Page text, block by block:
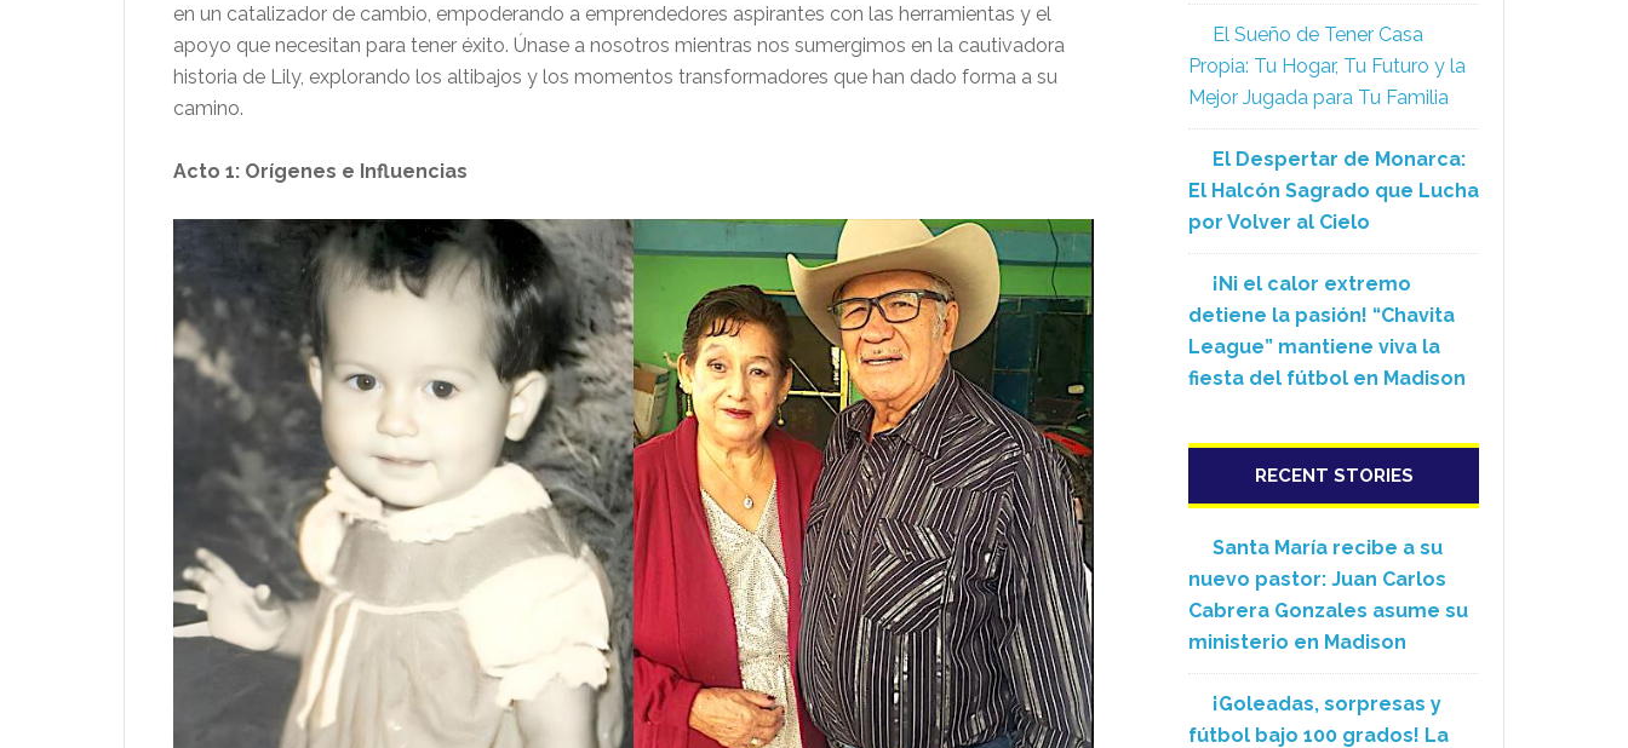
en un catalizador de cambio, empoderando a emprendedores aspirantes con las herramientas y el
apoyo que necesitan para tener éxito. Únase a nosotros mientras nos sumergimos en la cautivadora
historia de Lily, explorando los altibajos y los momentos transformadores que han dado forma a su
camino.
Acto 1: Orígenes e Influencias
El Sueño de Tener Casa
Propia: Tu Hogar, Tu Futuro y la
Mejor Jugada para Tu Familia
El Despertar de Monarca:
El Halcón Sagrado que Lucha
por Volver al Cielo
¡Ni el calor extremo
detiene la pasión! “Chavita
League” mantiene viva la
fiesta del fútbol en Madison
RECENT STORIES
Santa María recibe a su
nuevo pastor: Juan Carlos
Cabrera Gonzales asume su
ministerio en Madison
¡Goleadas, sorpresas y
fútbol bajo 100 grados! La